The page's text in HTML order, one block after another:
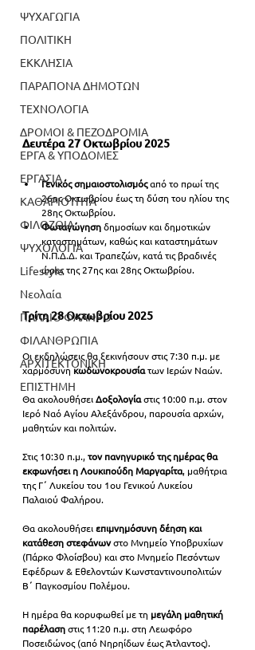
ΨΥΧΑΓΩΓΙΑ
ΠΟΛΙΤΙΚΗ
ΕΚΚΛΗΣΙΑ
ΠΑΡΑΠΟΝΑ ΔΗΜΟΤΩΝ
ΤΕΧΝΟΛΟΓΙΑ
ΔΡΟΜΟΙ & ΠΕΖΟΔΡΟΜΙΑ
ΕΡΓΑ & ΥΠΟΔΟΜΕΣ
ΕΡΓΑΣΙΑ
ΚΑΘΑΡΙΟΤΗΤΑ
ΦΙΛΟΖΩΙΑ
ΨΥΧΟΛΟΓΙΑ
Lifestyle
Νεολαία
ΠΑΛΑΙΟ ΦΑΛΗΡΟ
ΦΙΛΑΝΘΡΩΠΙΑ
ΑΡΧΙΤΕΚΤΟΝΙΚΗ
ΕΠΙΣΤΗΜΗ
Δευτέρα 27 Οκτωβρίου 2025
Γενικός σημαιοστολισμός από το πρωί της
26ης Οκτωβρίου έως τη δύση του ηλίου της
28ης Οκτωβρίου.
Φωταγώγηση δημοσίων και δημοτικών
καταστημάτων, καθώς και καταστημάτων
Ν.Π.Δ.Δ. και Τραπεζών, κατά τις βραδινές
ώρες της 27ης και 28ης Οκτωβρίου.
Τρίτη 28 Οκτωβρίου 2025
Οι εκδηλώσεις θα ξεκινήσουν στις 7:30 π.μ. με
χαρμόσυνη κωδωνοκρουσία των Ιερών Ναών.
Θα ακολουθήσει Δοξολογία στις 10:00 π.μ. στον
Ιερό Ναό Αγίου Αλεξάνδρου, παρουσία αρχών,
μαθητών και πολιτών.
Στις 10:30 π.μ., τον πανηγυρικό της ημέρας θα
εκφωνήσει ηΛουκιπούδη Μαργαρίτα, μαθήτρια
της Γ΄ Λυκείου του 1ου Γενικού Λυκείου
Παλαιού Φαλήρου.
Θα ακολουθήσει επιμνημόσυνη δέηση και
κατάθεση στεφάνων στο Μνημείο Υποβρυχίων
(Πάρκο Φλοίσβου) και στο Μνημείο Πεσόντων
Εφέδρων & Εθελοντών Κωνσταντινουπολιτών
Β΄ Παγκοσμίου Πολέμου.
Η ημέρα θα κορυφωθεί με τη μεγάλη μαθητική
παρέλαση στις 11:20 π.μ. στη Λεωφόρο
Ποσειδώνος (από Νηρηίδων έως Άτλαντος).